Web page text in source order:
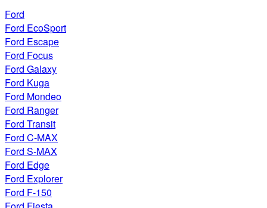
Ford
Ford EcoSport
Ford Escape
Ford Focus
Ford Galaxy
Ford Kuga
Ford Mondeo
Ford Ranger
Ford Transit
Ford C-MAX
Ford S-MAX
Ford Edge
Ford Explorer
Ford F-150